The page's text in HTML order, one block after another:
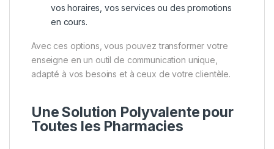
vos horaires, vos services ou des promotions
en cours.
Avec ces options, vous pouvez transformer votre
enseigne en un outil de communication unique,
adapté à vos besoins et à ceux de votre clientèle.
Une Solution Polyvalente pour
Toutes les Pharmacies